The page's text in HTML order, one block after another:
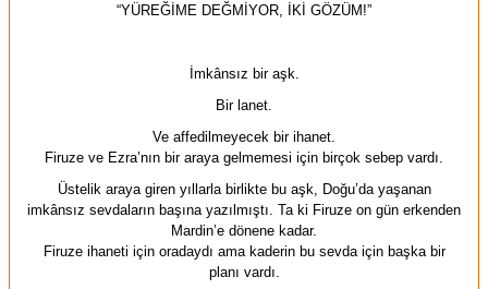
“YÜREĞİME DEĞMİYOR, İKİ GÖZÜM!”
İmkânsız bir aşk.
Bir lanet.
Ve affedilmeyecek bir ihanet.
Firuze ve Ezra’nın bir araya gelmemesi için birçok sebep vardı.
Üstelik araya giren yıllarla birlikte bu aşk, Doğu’da yaşanan
imkânsız sevdaların başına yazılmıştı. Ta ki Firuze on gün erkenden
Mardin’e dönene kadar.
Firuze ihaneti için oradaydı ama kaderin bu sevda için başka bir
planı vardı.